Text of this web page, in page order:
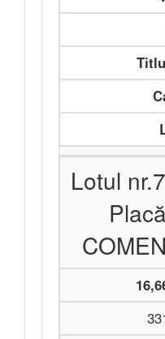
Lotul